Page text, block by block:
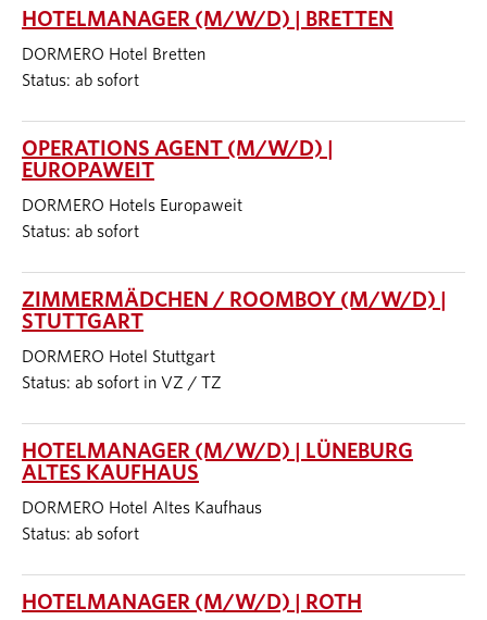
HOTELMANAGER (M/W/D) | BRETTEN
DORMERO Hotel Bretten
Status: ab sofort
OPERATIONS AGENT (M/W/D) |
EUROPAWEIT
DORMERO Hotels Europaweit
Status: ab sofort
ZIMMERMÄDCHEN / ROOMBOY (M/W/D) |
STUTTGART
DORMERO Hotel Stuttgart
Status: ab sofort in VZ / TZ
HOTELMANAGER (M/W/D) | LÜNEBURG
ALTES KAUFHAUS
DORMERO Hotel Altes Kaufhaus
Status: ab sofort
HOTELMANAGER (M/W/D) | ROTH